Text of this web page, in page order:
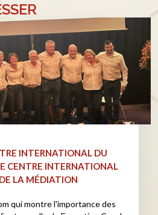
INTERNATIONAL DU
CENTRE INTERNATIONAL
LA MÉDIATION
qui montre l'importance des